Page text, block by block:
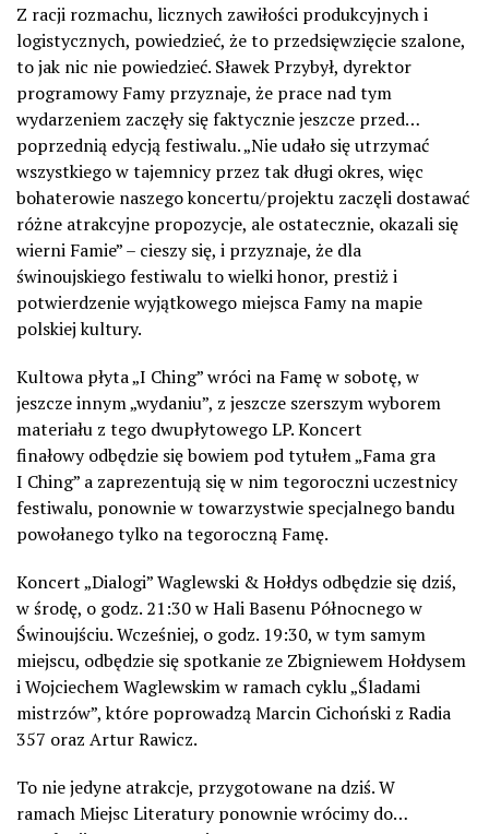
Z racji rozmachu, licznych zawiłości produkcyjnych i
logistycznych, powiedzieć, że to przedsięwzięcie szalone,
to jak nic nie powiedzieć. Sławek Przybył, dyrektor
programowy Famyprzyznaje, że prace nad tym
wydarzeniem zaczęły się faktycznie jeszcze przed…
poprzednią edycją festiwalu. „Nie udało się utrzymać
wszystkiego w tajemnicy przez tak długi okres, więc
bohaterowie naszego koncertu/projektu zaczęli dostawać
różne atrakcyjne propozycje, ale ostatecznie, okazali się
wierni Famie” – cieszy się, i przyznaje, że dla
świnoujskiego festiwalu to wielki honor, prestiż i
potwierdzenie wyjątkowego miejsca Famy na mapie
polskiej kultury.
Kultowa płyta „I Ching” wróci na Famę w sobotę, w
jeszcze innym „wydaniu”, z jeszcze szerszym wyborem
materiału z tego dwupłytowego LP.Koncert
finałowyodbędzie się bowiem pod tytułem „Fama gra
I Ching” a zaprezentują się w nim tegoroczni uczestnicy
festiwalu, ponownie w towarzystwie specjalnegobandu
powołanego tylko na tegoroczną Famę.
Koncert„Dialogi” Waglewski & Hołdys odbędzie się dziś,
w środę, o godz. 21:30 w Hali Basenu Północnego w
Świnoujściu.Wcześniej, o godz. 19:30, w tym samym
miejscu, odbędzie się spotkanie ze Zbigniewem Hołdysem
i Wojciechem Waglewskim w ramach cyklu „Śladami
mistrzów”, które poprowadząMarcin Cichoński z Radia
357 oraz Artur Rawicz.
To nie jedyne atrakcje, przygotowane na dziś. W
ramachMiejsc Literaturyponownie wrócimy do…